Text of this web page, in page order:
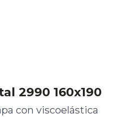
2990 160x190
con viscoelástica